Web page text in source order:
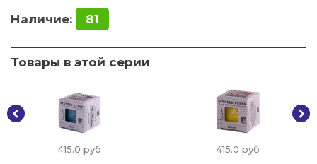
Наличие: 81
Товары в этой серии
415.0 руб 415.0 руб